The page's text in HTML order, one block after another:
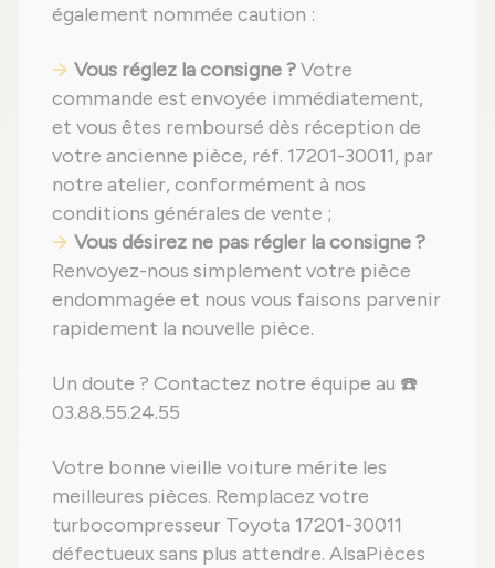
également nommée caution :
Vous réglez la consigne ?Votre
commande est envoyée immédiatement,
et vous êtes remboursé dès réception de
votre ancienne pièce, réf. 17201-30011, par
notre atelier, conformément à nos
conditions générales de vente ;
Vous désirez ne pas régler la consigne ?
Renvoyez-nous simplement votre pièce
endommagée et nous vous faisons parvenir
rapidement la nouvelle pièce.
Un doute ? Contactez notre équipe au ☎️
03.88.55.24.55
Votre bonne vieille voiture mérite les
meilleures pièces. Remplacez votre
turbocompresseur Toyota 17201-30011
défectueux sans plus attendre. AlsaPièces